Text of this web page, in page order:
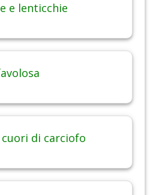
e lenticchie
di carciofo